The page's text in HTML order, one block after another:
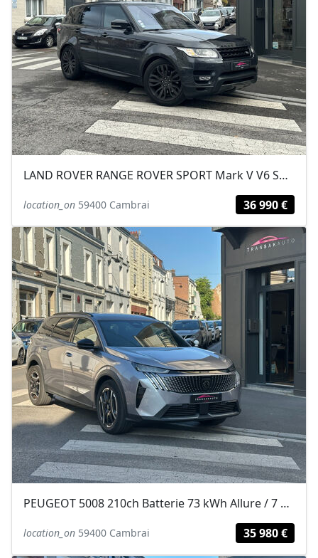
LAND ROVER RANGE ROVER SPORT Mark V V6 SCV6 3.0L 340ch HSE A ENTRETIEN...
location_on 59400 Cambrai 36 990 €
PEUGEOT 5008 210ch Batterie 73 kWh Allure / 7 PLACES / CAMERA 360 / POMPE A...
location_on 59400 Cambrai 35 980 €